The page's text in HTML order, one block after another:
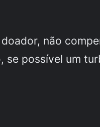
não
possível um